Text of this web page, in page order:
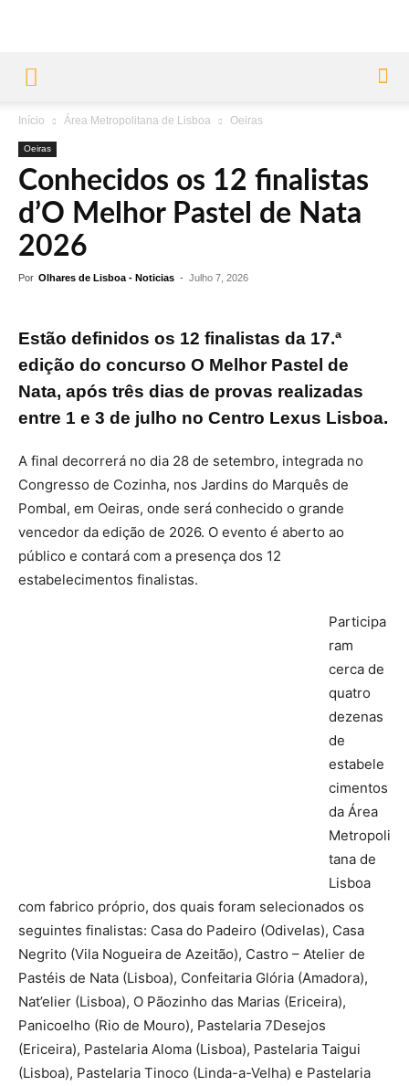
Início Área Metropolitana de Lisboa Oeiras
Oeiras
Conhecidos os 12 finalistas
d’O Melhor Pastel de Nata
2026
Por Olhares de Lisboa - Noticias - Julho 7, 2026
Estão definidos os 12 finalistas da 17.ª
edição do concurso O Melhor Pastel de
Nata, após três dias de provas realizadas
entre 1 e 3 de julho no Centro Lexus Lisboa.
A final decorrerá no dia 28 de setembro, integrada no
Congresso de Cozinha, nos Jardins do Marquês de
Pombal, em Oeiras, onde será conhecido o grande
vencedor da edição de 2026. O evento é aberto ao
público e contará com a presença dos 12
estabelecimentos finalistas.
Participa
ram
cerca de
quatro
dezenas
de
estabele
cimentos
da Área
Metropoli
tana de
Lisboa
com fabrico próprio, dos quais foram selecionados os
seguintes finalistas: Casa do Padeiro (Odivelas), Casa
Negrito (Vila Nogueira de Azeitão), Castro – Atelier de
Pastéis de Nata (Lisboa), Confeitaria Glória (Amadora),
Nat’elier (Lisboa), O Pãozinho das Marias (Ericeira),
Panicoelho (Rio de Mouro), Pastelaria 7Desejos
(Ericeira), Pastelaria Aloma (Lisboa), Pastelaria Taigui
(Lisboa), Pastelaria Tinoco (Linda-a-Velha) e Pastelaria